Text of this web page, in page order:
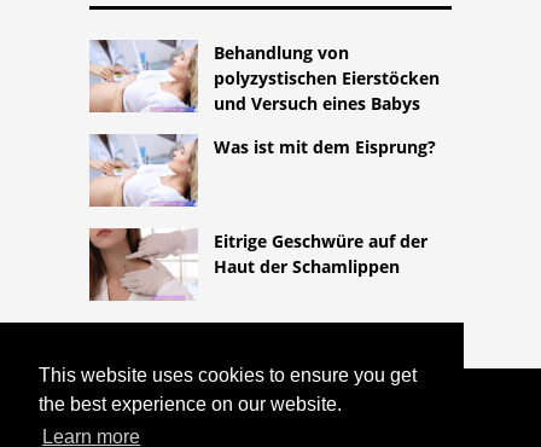
This website uses cookies to ensure you get
the best experience on our website.
Learn more
Behandlung von
polyzystischen Eierstöcken
und Versuch eines Babys
Was ist mit dem Eisprung?
Eitrige Geschwüre auf der
Haut der Schamlippen
COPYRIGHT 2026